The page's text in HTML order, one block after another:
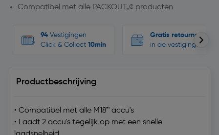
Compatibel met alle PACKOUT„¢ producten
94 Vestigingen
Click & Collect 10min
Gratis retourneren
in de vestigingen
Productbeschrijving
• Compatibel met alle M18™ accu's
• Laadt 2 accu's tegelijk op met een snelle